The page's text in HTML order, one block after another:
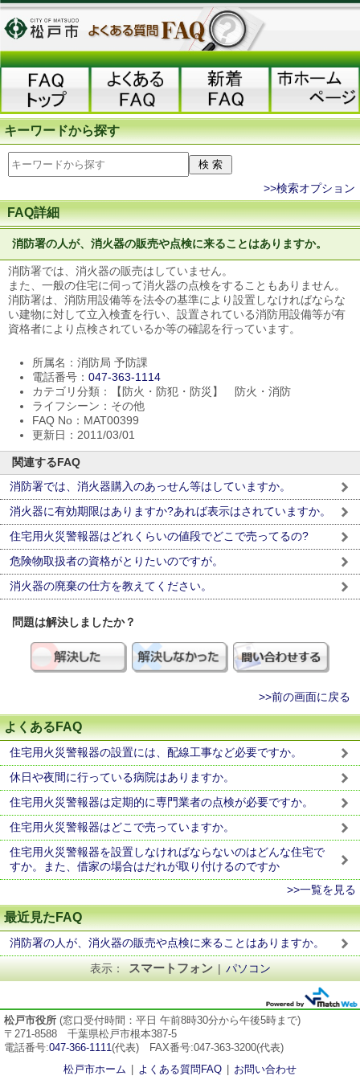
キーワードから探す
>>検索オプション
FAQ詳細
消防署の人が、消火器の販売や点検に来ることはありますか。
消防署では、消火器の販売はしていません。
また、一般の住宅に伺って消火器の点検をすることもありません。
消防署は、消防用設備等を法令の基準により設置しなければならな
い建物に対して立入検査を行い、設置されている消防用設備等が有
資格者により点検されているか等の確認を行っています。
所属名：消防局 予防課
電話番号： 047-363-1114
カテゴリ分類：【防火・防犯・防災】 防火・消防
ライフシーン：その他
FAQ No：MAT00399
更新日：2011/03/01
関連するFAQ
消防署では、消火器購入のあっせん等はしていますか。
消火器に有効期限はありますか?あれば表示はされていますか。
住宅用火災警報器はどれくらいの値段でどこで売ってるの?
危険物取扱者の資格がとりたいのですが。
消火器の廃棄の仕方を教えてください。
問題は解決しましたか？
>>前の画面に戻る
よくあるFAQ
住宅用火災警報器の設置には、配線工事など必要ですか。
休日や夜間に行っている病院はありますか。
住宅用火災警報器は定期的に専門業者の点検が必要ですか。
住宅用火災警報器はどこで売っていますか。
住宅用火災警報器を設置しなければならないのはどんな住宅で
すか。また、借家の場合はだれが取り付けるのですか
>>一覧を見る
最近見たFAQ
消防署の人が、消火器の販売や点検に来ることはありますか。
表示： スマートフォン | パソコン
松戸市役所 (窓口受付時間：平日 午前8時30分から午後5時まで)
〒271-8588 千葉県松戸市根本387-5
電話番号:047-366-1111(代表) FAX番号:047-363-3200(代表)
松戸市ホーム
よくある質問FAQ お問い合わせ